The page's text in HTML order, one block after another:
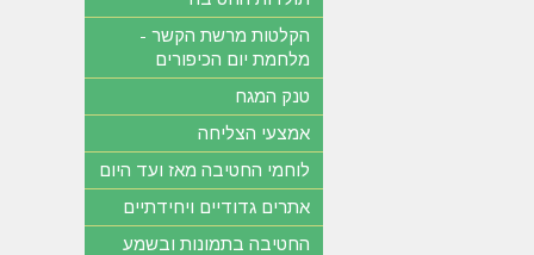
הקלטות מרשת הקשר -
מלחמת יום הכיפורים
טנק המגח
אמצעי הצליחה
לוחמי החטיבה מאז ועד היום
אתרים גדודיים ויחידתיים
החטיבה בתמונות ובשמע